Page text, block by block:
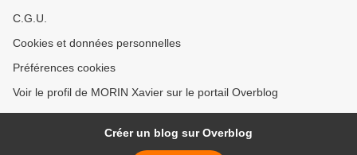
C.G.U.
Cookies et données personnelles
Préférences cookies
Voir le profil de MORIN Xavier sur le portail Overblog
Créer un blog sur Overblog